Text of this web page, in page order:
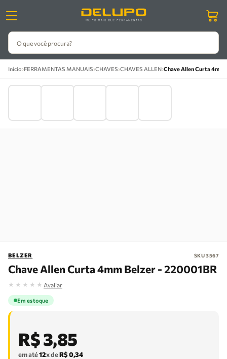
O que você procura?
Início›FERRAMENTAS MANUAIS›CHAVES›CHAVES ALLEN›Chave Allen Curta 4mm
BELZER SKU3567
Chave Allen Curta 4mm Belzer - 220001BR
★ ★ ★ ★ ★ Avaliar
Em estoque
R$3,85
em até12x deR$0,34